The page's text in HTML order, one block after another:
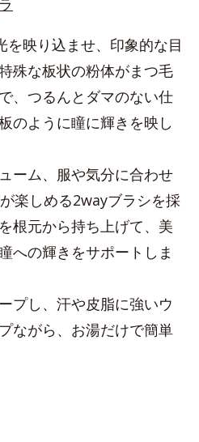
を映り込ませ、印象的な目
殊な板状の粉体がまつ毛
、つるんとダマのない仕
のように瞳に輝きを映し
ーム、服や気分に合わせ
楽しめる2wayブラシを採
根元から持ち上げて、美
への輝きをサポートしま
プし、汗や皮脂に強いウ
ながら、お湯だけで簡単